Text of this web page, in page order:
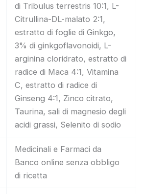
di Tribulus terrestris 10:1, L-
Citrullina-DL-malato 2:1,
estratto di foglie di Ginkgo,
3% di ginkgoflavonoidi, L-
arginina cloridrato, estratto di
radice di Maca 4:1, Vitamina
C, estratto di radice di
Ginseng 4:1, Zinco citrato,
Taurina, sali di magnesio degli
acidi grassi, Selenito di sodio
Medicinali e Farmaci da
Banco online senza obbligo
di ricetta